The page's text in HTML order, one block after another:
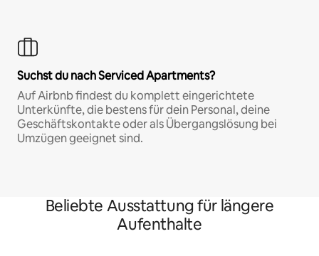
Suchst du nach Serviced Apartments?
Auf Airbnb findest du komplett eingerichtete
Unterkünfte, die bestens für dein Personal, deine
Geschäftskontakte oder als Übergangslösung bei
Umzügen geeignet sind.
Beliebte Ausstattung für längere
Aufenthalte